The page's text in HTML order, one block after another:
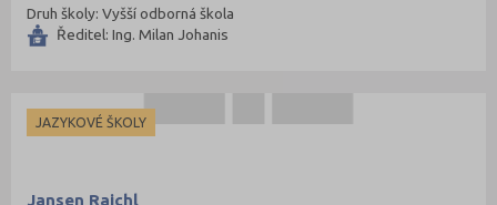
Druh školy: Vyšší odborná škola
Ředitel: Ing. Milan Johanis
JAZYKOVÉ ŠKOLY
Jansen Raichl